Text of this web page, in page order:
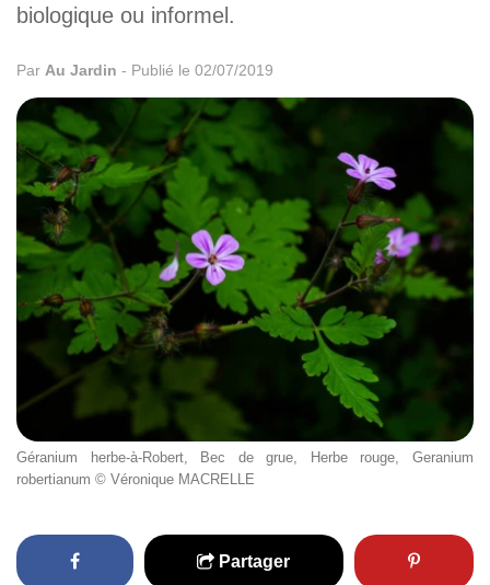
biologique ou informel.
Par Au Jardin - Publié le 02/07/2019
Géranium herbe-à-Robert, Bec de grue, Herbe rouge, Geranium
robertianum © Véronique MACRELLE
Partager